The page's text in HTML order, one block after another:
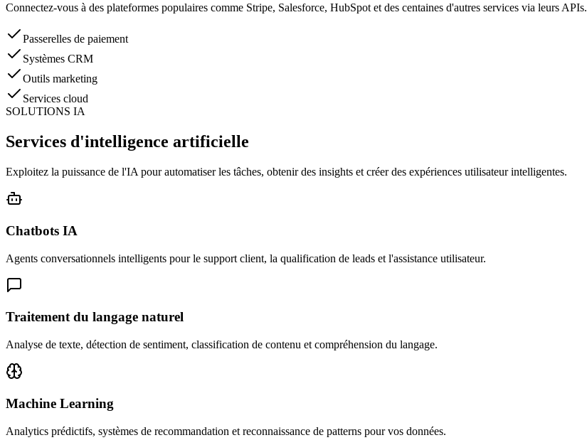
Connectez-vous à des plateformes populaires comme Stripe, Salesforce, HubSpot et des centaines d'autres services via leurs APIs.
Passerelles de paiement
Systèmes CRM
Outils marketing
Services cloud
SOLUTIONS IA
Services d'intelligence artificielle
Exploitez la puissance de l'IA pour automatiser les tâches, obtenir des insights et créer des expériences utilisateur intelligentes.
Chatbots IA
Agents conversationnels intelligents pour le support client, la qualification de leads et l'assistance utilisateur.
Traitement du langage naturel
Analyse de texte, détection de sentiment, classification de contenu et compréhension du langage.
Machine Learning
Analytics prédictifs, systèmes de recommandation et reconnaissance de patterns pour vos données.